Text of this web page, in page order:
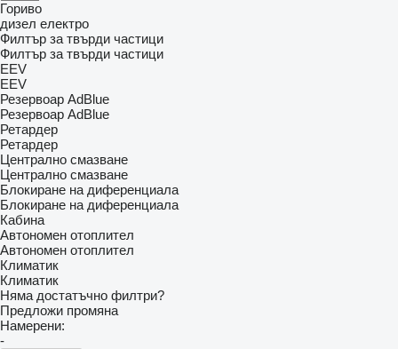
Гориво
дизел електро
Филтър за твърди частици
Филтър за твърди частици
EEV
EEV
Резервоар AdBlue
Резервоар AdBlue
Ретардер
Ретардер
Централно смазване
Централно смазване
Блокиране на диференциала
Блокиране на диференциала
Кабина
Автономен отоплител
Автономен отоплител
Климатик
Климатик
Няма достатъчно филтри?
Предложи промяна
Намерени:
-